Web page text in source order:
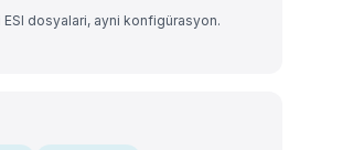
ESI dosyalari, ayni konfigürasyon.